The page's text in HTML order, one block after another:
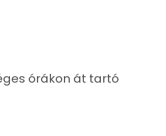
órákon át tartó